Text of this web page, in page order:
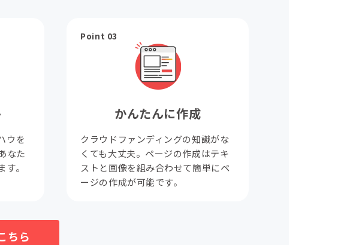
ウを
なた
。
Point 03
かんたんに作成
クラウドファンディングの知識がな
くても大丈夫。ページの作成はテキ
ストと画像を組み合わせて簡単にペ
ージの作成が可能です。
ちら